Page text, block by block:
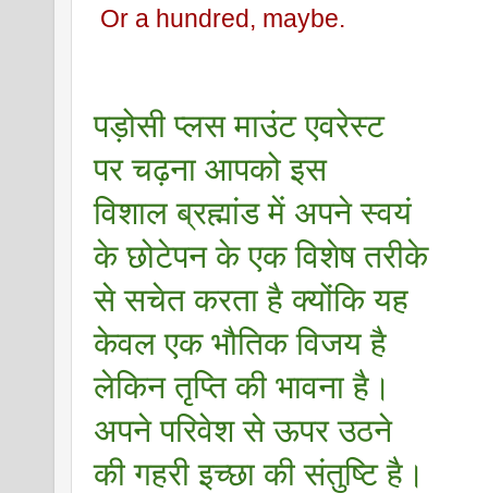
Or a hundred, maybe.
पड़ोसी प्लस माउंट एवरेस्ट
पर चढ़ना आपको इस
विशाल ब्रह्मांड में अपने स्वयं
के छोटेपन के एक विशेष तरीके
से सचेत करता है क्योंकि यह
केवल एक भौतिक विजय है
लेकिन तृप्ति की भावना है।
अपने परिवेश से ऊपर उठने
की गहरी इच्छा की संतुष्टि है।